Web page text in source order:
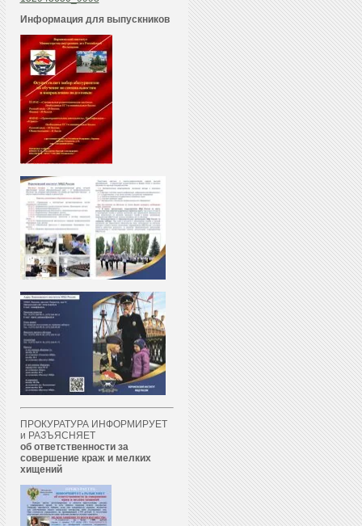
Информация для выпускников
ПРОКУРАТУРА ИНФОРМИРУЕТ
и РАЗЪЯСНЯЕТ
об ответственности за
совершение краж и мелких
хищений